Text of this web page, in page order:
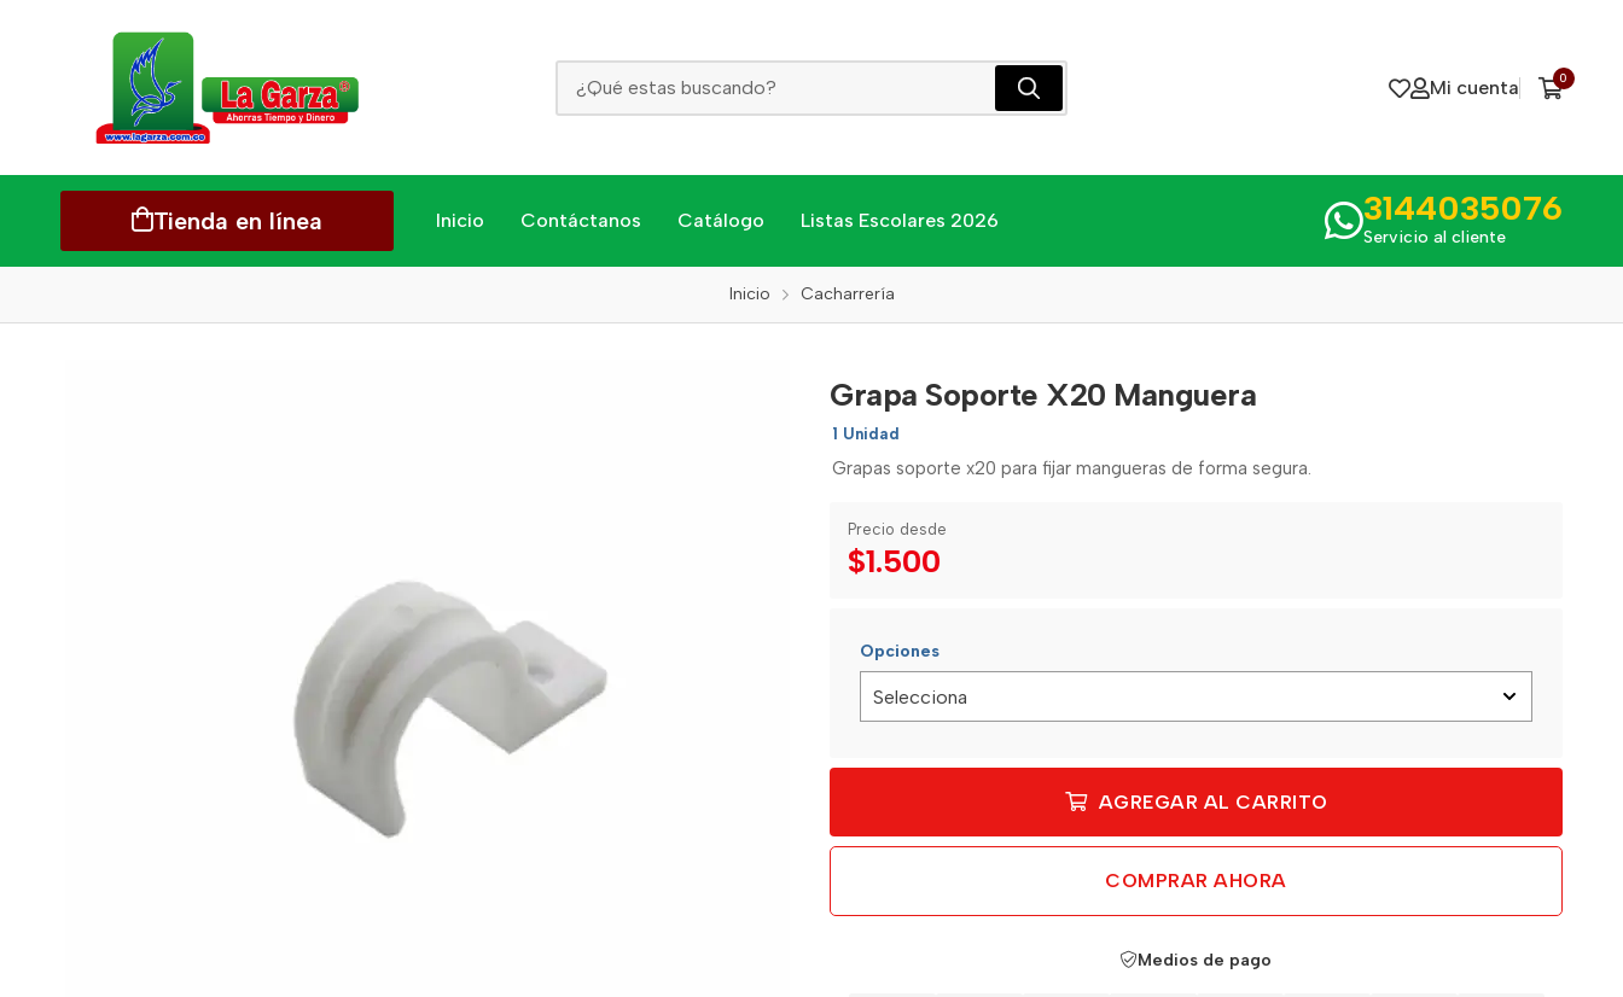
Mi cuenta 0
Tienda en línea Inicio Contáctanos Catálogo Listas Escolares 2026 3144035076
Servicio al cliente
Inicio Cacharrería
Grapa Soporte X20 Manguera
1 Unidad
Grapas soporte x20 para fijar mangueras de forma segura.
Precio desde
$1.500
Opciones
AGREGAR AL CARRITO
COMPRAR AHORA
Medios de pago